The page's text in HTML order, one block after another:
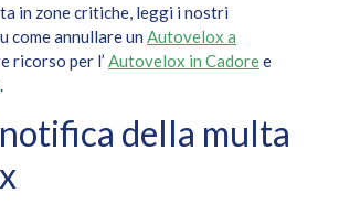
in zone critiche, leggi i nostri
come annullare un Autovelox a
ricorso per l’ Autovelox in Cadoree
.
della multa